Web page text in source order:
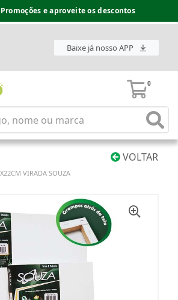
e aproveite os descontos
Baixe já nosso APP
0
VOLTAR
VIRADA SOUZA